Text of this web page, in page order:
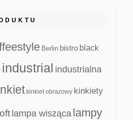
Berlin bistro black
industrial industrialna
kinkiet obrazowy kinkiety
lampa wisząca lampy